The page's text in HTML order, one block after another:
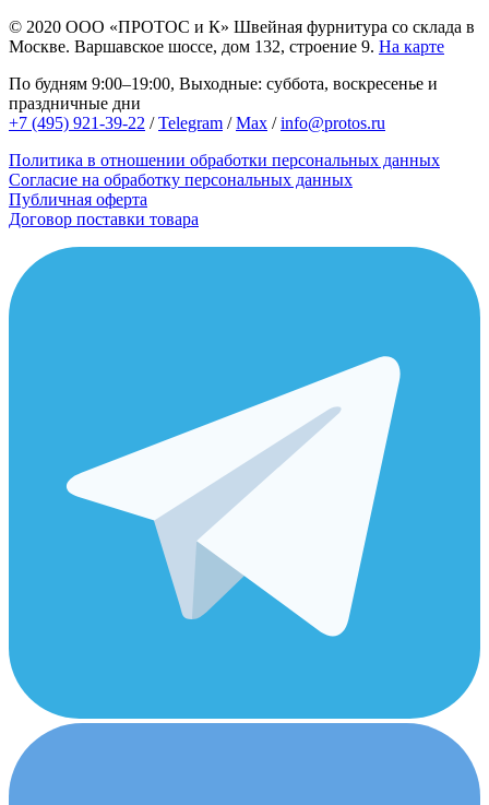
© 2020 ООО «ПРОТОС и К» Швейная фурнитура со склада в
Москве. Варшавское шоссе, дом 132, строение 9. На карте
По будням 9:00–19:00, Выходные: суббота, воскресенье и
праздничные дни
+7 (495) 921-39-22 /Telegram /Max /info@protos.ru
Политика в отношении обработки персональных данных
Согласие на обработку персональных данных
Публичная оферта
Договор поставки товара